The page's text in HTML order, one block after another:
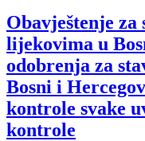
Obavještenje za
lijekovima u
odobrenja za
Bosni i
kontrole svake
kontrole